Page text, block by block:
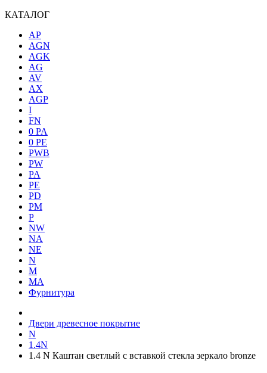
КАТАЛОГ
AP
AGN
AGK
AG
AV
AX
AGP
I
FN
0 PA
0 PE
PWB
PW
PA
PE
PD
PM
P
NW
NA
NE
N
M
MA
Фурнитура
Двери древесное покрытие
N
1.4N
1.4 N Каштан светлый с вставкой стекла зеркало bronze